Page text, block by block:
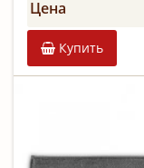
Цена
Купить